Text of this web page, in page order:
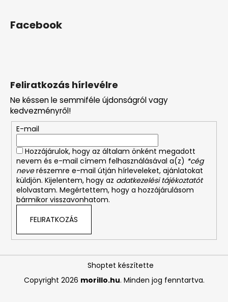
Feliratkozás hírlevélre
Ne késsen le semmiféle újdonságról vagy
kedvezményről!
E-mail
Hozzájárulok, hogy az általam önként megadott
nevem és e-mail címem felhasználásával a(z) *cég
neverészemre e-mail útján hírleveleket, ajánlatokat
küldjön. Kijelentem, hogy az adatkezelési tájékoztatót
elolvastam. Megértettem, hogy a hozzájárulásom
bármikor visszavonhatom.
FELIRATKOZÁS
Facebook
Shoptet készítette
Copyright 2026 morillo.hu. Minden jog fenntartva.